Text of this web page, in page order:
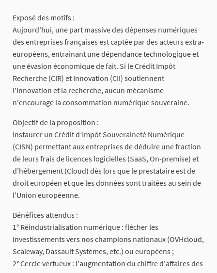
Exposé des motifs :
Aujourd'hui, une part massive des dépenses numériques
des entreprises françaises est captée par des acteurs extra-
européens, entraînant une dépendance technologique et
une évasion économique de fait. Si le Crédit Impôt
Recherche (CIR) et Innovation (CII) soutiennent
l'innovation et la recherche, aucun mécanisme
n'encourage la consommation numérique souveraine.
Objectif de la proposition :
Instaurer un Crédit d’Impôt Souveraineté Numérique
(CISN) permettant aux entreprises de déduire une fraction
de leurs frais de licences logicielles (SaaS, On-premise) et
d’hébergement (Cloud) dès lors que le prestataire est de
droit européen et que les données sont traitées au sein de
l'Union européenne.
Bénéfices attendus :
1° Réindustrialisation numérique : flécher les
investissements vers nos champions nationaux (OVHcloud,
Scaleway, Dassault Systèmes, etc.) ou européens ;
2° Cercle vertueux : l'augmentation du chiffre d'affaires des